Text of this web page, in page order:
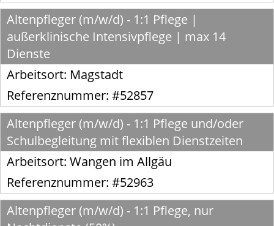
Altenpfleger (m/w/d) - 1:1 Pflege |
außerklinische Intensivpflege | max 14
Dienste
Arbeitsort: Magstadt
Referenznummer: #52857
Altenpfleger (m/w/d) - 1:1 Pflege und/oder
Schulbegleitung mit flexiblen Dienstzeiten
Arbeitsort: Wangen im Allgäu
Referenznummer: #52963
Altenpfleger (m/w/d) - 1:1 Pflege, nur